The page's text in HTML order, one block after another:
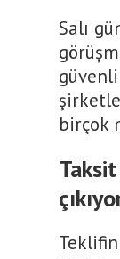
Salı
birçok